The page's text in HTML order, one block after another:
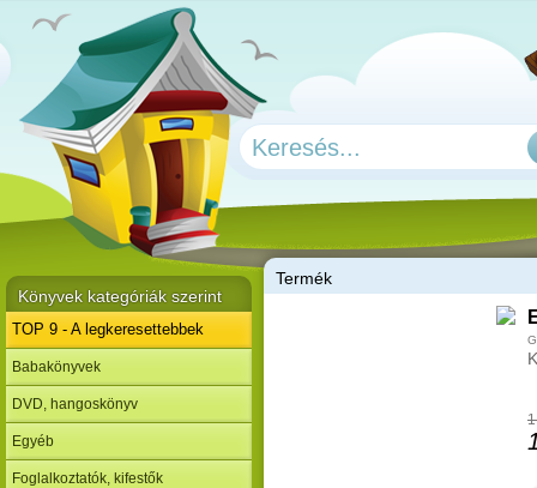
Termék
Könyvek kategóriák szerint
TOP 9 - A legkeresettebbek
Babakönyvek
DVD, hangoskönyv
Egyéb
Foglalkoztatók, kifestők